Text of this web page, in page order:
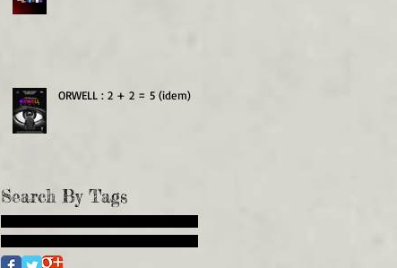
ORWELL : 2 + 2 = 5 (idem)
Search By Tags